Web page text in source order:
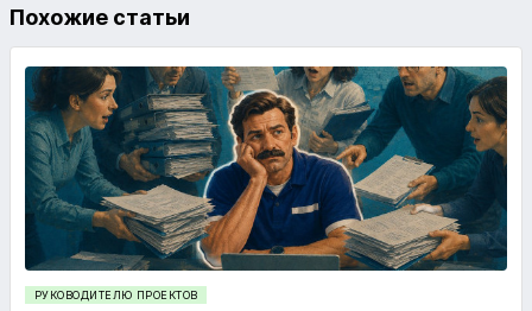
Похожие статьи
РУКОВОДИТЕЛЮ ПРОЕКТОВ